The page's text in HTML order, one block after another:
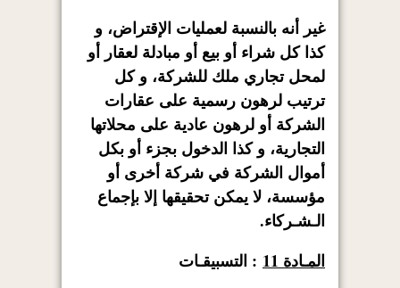
غير أنه بالنسبة لعمليات الإقتراض، و
كذا كل شراء أو بيع أو مبادلة لعقار أو
لمحل تجاري ملك للشركة، و كل
ترتيب لرهون رسمية على عقارات
الشركة أو لرهون عادية على محلاتها
التجارية، و كذا الدخول بجزء أو بكل
أموال الشركة في شركة أخرى أو
مؤسسة، لا يمكن تحقيقها إلا بإجماع
الـشـركاء.
المـادة 11
: التسبيقـات